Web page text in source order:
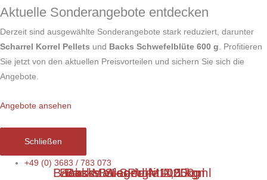
Aktuelle Sonderangebote entdecken
Derzeit sind ausgewählte Sonderangebote stark reduziert, darunter
Scharrel Korrel Pellets und Backs Schwefelblüte 600 g. Profitieren
Sie jetzt von den aktuellen Preisvorteilen und sichern Sie sich die
Angebote.
Angebote ansehen
Schließen
Zum
springen
+49 (0) 3683 / 783 073
Rhönfried
Backs VI-SPU-MIN 1 kg
Backs Mauserhilfe – 250 ml
Backs Balance – 1000 ml
Backs Siegergrit 2,5 kg